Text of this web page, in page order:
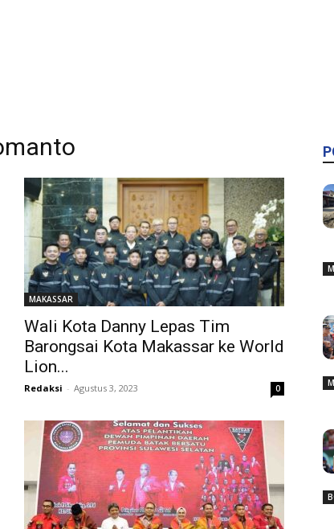
MAKASSAR
Wali Kota Danny Lepas Tim
Barongsai Kota Makassar ke World
Lion...
Redaksi - Agustus 3, 2023 0